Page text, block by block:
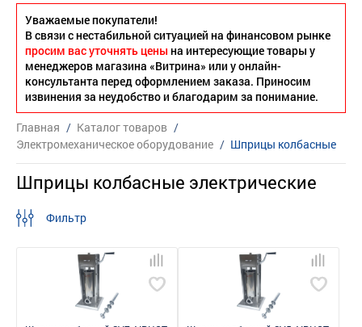
Уважаемые покупатели!
В связи с нестабильной ситуацией на финансовом рынке
просим вас уточнять цены на интересующие товары у
менеджеров магазина «Витрина» или у онлайн-
консультанта перед оформлением заказа. Приносим
извинения за неудобство и благодарим за понимание.
Главная / Каталог товаров /
Электромеханическое оборудование / Шприцы колбасные
Шприцы колбасные электрические
Фильтр